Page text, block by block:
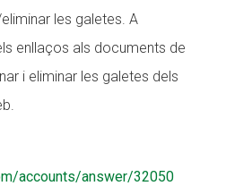
les galetes. A
enllaços als documents de
i eliminar les galetes dels
accounts/answer/32050